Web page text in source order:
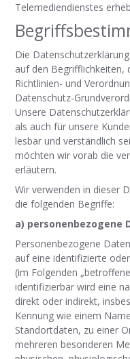
Telemediendienstes
Die
auf den Begrifflichkeiten,
Richtlinien- und
Datenschutz-
Unsere
als auch für unsere
lesbar und verständlich
möchten wir vorab die
erläutern.
Wir verwenden in dieser
die folgenden Begriffe:
a) personenbezogene
Personenbezogene
auf eine identifizierte
(im Folgenden
identifizierbar wird eine
direkt oder indirekt,
Kennung wie einem
Standortdaten, zu einer
mehreren besonderen